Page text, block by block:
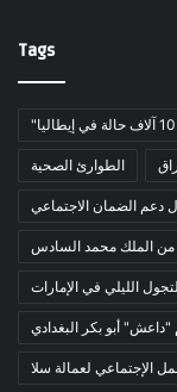
Tags
الطوارئ الصحية
دعم الضمان الاجتماعي
من الملك محمد السادس
الليلي في الإمارات
"داعش" أبو بكر البغدادي